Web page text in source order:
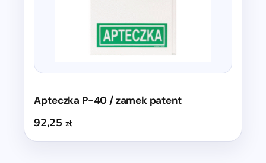
Apteczka P-40 / zamek patent
92,25zł